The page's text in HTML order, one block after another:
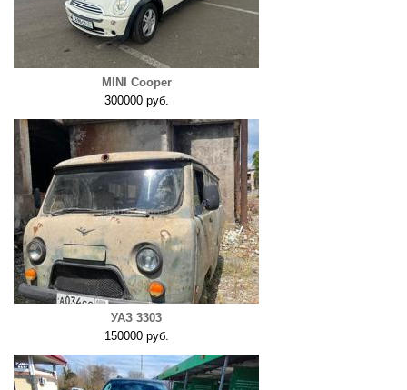
MINI Cooper
300000 руб.
УАЗ 3303
150000 руб.